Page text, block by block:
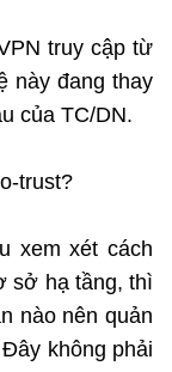
truy cập từ
này đang thay
của TC/DN.
trust?
xem xét cách
sở hạ tầng, thì
nào nên quản
không phải